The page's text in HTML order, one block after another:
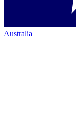
Australia